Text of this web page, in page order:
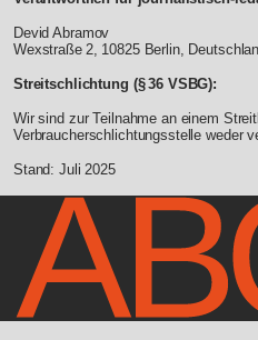
Devid Abramov
Wexstraße 2, 10825 Berlin,
Streitschlichtung (§ 36 VSBG):
Wir sind zur Teilnahme an einem
Verbraucherschlichtungsstelle weder
Stand: Juli 2025